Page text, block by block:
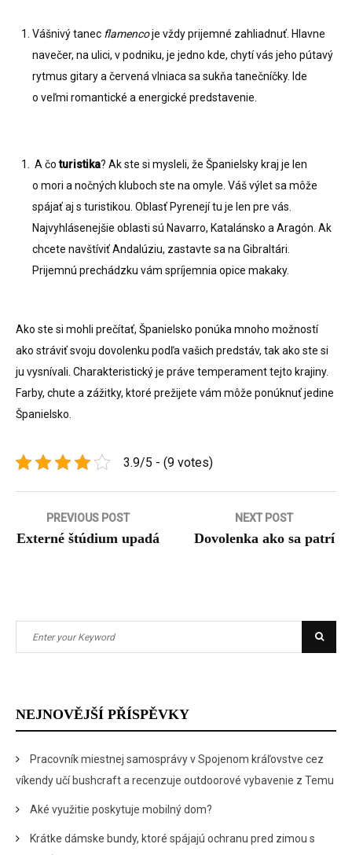
Vášnivý tanec flamencoje vždy prijemné zahliadnuť. Hlavne
navečer, na ulici, v podniku, je jedno kde, chytí vás jeho pútavý
rytmus gitary a červená vlniaca sa sukňa tanečníčky. Ide
o veľmi romantické a energické predstavenie.
A čoturistika? Ak ste si mysleli, že Španielsky kraj je len
o mori a nočných kluboch ste na omyle. Váš výlet sa môže
spájať aj s turistikou. Oblasť Pyrenejí tu je len pre vás.
Najvyhlásenejšie oblasti sú Navarro, Katalánsko a Aragón. Ak
chcete navštíviť Andalúziu, zastavte sa na Gibraltári.
Prijemnú prechádzku vám spríjemnia opice makaky.
Ako ste si mohli prečítať, Španielsko ponúka mnoho možností
ako stráviť svoju dovolenku podľa vašich predstáv, tak ako ste si
ju vysnívali. Charakteristický je práve temperament tejto krajiny.
Farby, chute a zážitky, ktoré prežijete vám môže ponúknuť jedine
Španielsko.
3.9/5 - (9 votes)
Navigace
PREVIOUS POST
Externé štúdium upadá
NEXT POST
Dovolenka ako sa patrí
for:
NEJNOVĚJŠÍ PŘÍSPĚVKY
Pracovník miestnej samosprávy v Spojenom kráľovstve cez
víkendy učí bushcraft a recenzuje outdoorové vybavenie z Temu
Aké využitie poskytuje mobilný dom?
Krátke dámske bundy, ktoré spájajú ochranu pred zimou s